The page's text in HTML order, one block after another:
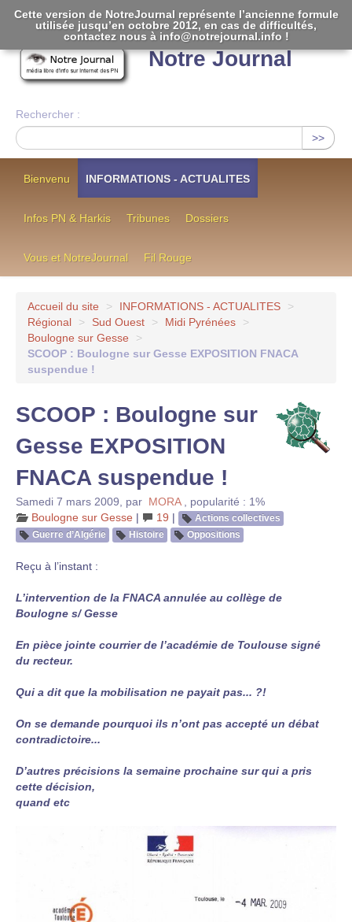
Notre Journal
Rechercher :
>>
Bienvenu INFORMATIONS - ACTUALITES
Infos PN & Harkis Tribunes Dossiers
Vous et NotreJournal Fil Rouge
Accueil du site > INFORMATIONS - ACTUALITES
>
Régional
> Sud Ouest > Midi Pyrénées
>
Boulogne sur Gesse
>
SCOOP : Boulogne sur Gesse EXPOSITION FNACA
suspendue !
SCOOP : Boulogne sur
Gesse EXPOSITION
FNACA suspendue !
Samedi 7 mars 2009 par MORA
popularité : 1%
Boulogne sur Gesse | 19 |
Actions collectives
Guerre d’Algérie
Histoire Oppositions
Reçu à l’instant :
L’intervention de la FNACA annulée au collège de
Boulogne s/ Gesse
En pièce jointe courrier de l’académie de Toulouse signé
du recteur.
Qui a dit que la mobilisation ne payait pas... ?!
On se demande pourquoi ils n’ont pas accepté un débat
contradictoire...
D’autres précisions la semaine prochaine sur qui a pris
cette décision,
quand etc
Cette version de NotreJournal représente l’ancienne formule
utilisée jusqu’en octobre 2012, en cas de difficultés,
contactez nous à info@notrejournal.info !